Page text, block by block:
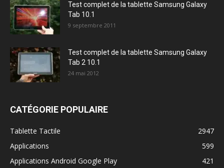
Test complet de la tablette Samsung Galaxy
Tab 10.1
9 septembre 2011
Test complet de la tablette Samsung Galaxy
Tab 2 10.1
24 mai 2012
CATÉGORIE POPULAIRE
Tablette Tactile
2947
Applications
599
Applications Android Google Play
421